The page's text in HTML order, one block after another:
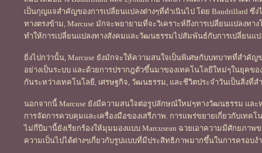
เป็นกุญแจสำคัญของการเปลี่ยนแปลงต่างๆที่ดำเนินไป โดย Baudrillard ซึ่
ทางตรงข้าม, Marcuse มักจะพยายามที่จะวิเคราะห์ถึงการเปลี่ยนแปลงท
ทำให้การเปลี่ยนแปลงทางสังคมและวัฒนธรรมไปสัมพันธ์กับการเปลี่ยนแป
ยิ่งไปกว่านั้น, Marcuse ยังมักจะให้ความสนใจเป็นพิเศษกับบทบาทที่สำคั
อย่างเป็นระบบ และด้วยการปรากฎตัวขึ้นมาของเทคโนโลยีใหม่ๆในยุคขอ
กันระหว่างเทคโนโลยี, เศรษฐกิจ, วัฒนธรรม, และชีวิตประจำวันเป็นสิ่งที่
นอกจากนี้ Marcuse ยังมีความสนใจต่อรูปลักษณ์ใหม่ๆทางวัฒนธรรม แล
การจัดการควบคุมและเครื่องมือของเสรีภาพ. การแพร่ขยายเกี่ยวกับเท
ไม่กี่ปีมานี้ยังเรียกร้องให้มุมมองแบบ Marcusean ฉวยเอาความมีศักยภา
ความเป็นไปได้ต่างๆเกี่ยวกับรูปแบบที่มีประสิทธิภาพมากขึ้นในการครอบง